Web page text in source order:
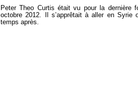
Peter Theo Curtis était vu pour la dernière
octobre 2012. Il s’apprêtait à aller en
temps après.